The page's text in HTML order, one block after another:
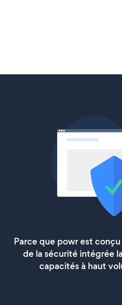
Parce que powr est
de la sécurité intégrée
capacités à haut